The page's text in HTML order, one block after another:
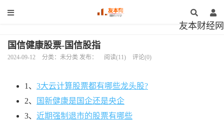
友本财经网
国信健康股票-国信股指
2024-09-12 分类：未分类 发布： 阅读(11) 评论(0)
1、 3大云计算股票都有哪些龙头股?
2、
国新健康是国企还是央企
3、 近期强制退市的股票有哪些